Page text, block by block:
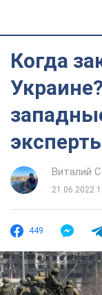
Когда
Виталий
21.06.2022
449